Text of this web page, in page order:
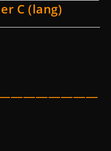
C (lang)